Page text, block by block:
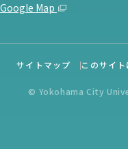
Google Map
サイトマップ このサイ
© Yokohama City